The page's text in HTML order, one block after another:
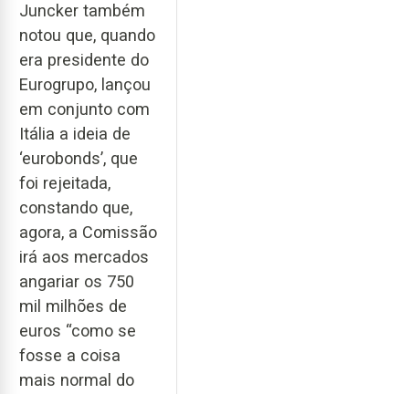
Juncker também
notou que, quando
era presidente do
Eurogrupo, lançou
em conjunto com
Itália a ideia de
‘eurobonds’, que
foi rejeitada,
constando que,
agora, a Comissão
irá aos mercados
angariar os 750
mil milhões de
euros “como se
fosse a coisa
mais normal do